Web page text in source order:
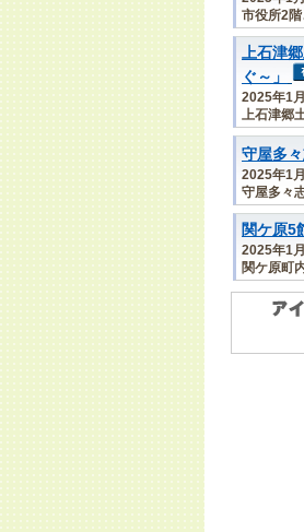
市役所2
上石津
ぐ～」
2025年1
上石津郷
守屋多
2025年1
守屋多々
関ケ原5
2025年1
関ケ原町